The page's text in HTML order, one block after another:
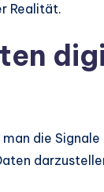
Realität.
die